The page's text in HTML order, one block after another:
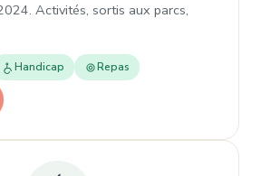
Activités, sortis aux parcs,
Handicap Repas